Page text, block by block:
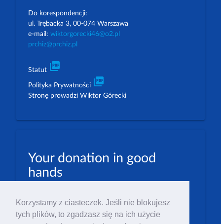
Korzystamy z ciasteczek. Jeśli nie blokujesz
tych plików, to zgadzasz się na ich użycie
Do korespondencji:
ul. Trębacka 3, 00-074 Warszawa
e-mail: wiktorgorecki46@o2.pl
prchiz@prchiz.pl
Statut picture_as_pdf
Polityka Prywatności picture_as_pdf
Stronę prowadzi Wiktor Górecki
Your donation in good
hands
EUR: 23 1600 1462 1884 8633 6000 0004
Numer IBAN: PL23 1 600 1462 1884 8633 6000